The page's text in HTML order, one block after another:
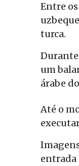
Entre
turca.
um
árabe
Até o
entrada